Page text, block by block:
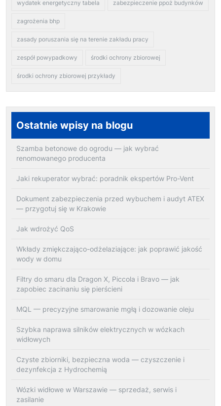
wydatek energetyczny tabela zabezpieczenie ppoż budynków
zagrożenia bhp
zasady poruszania się na terenie zakładu pracy
zespół powypadkowy środki ochrony zbiorowej
środki ochrony zbiorowej przykłady
Ostatnie wpisy na blogu
Szamba betonowe do ogrodu — jak wybrać
renomowanego producenta
Jaki rekuperator wybrać: poradnik ekspertów Pro-Vent
Dokument zabezpieczenia przed wybuchem i audyt ATEX
— przygotuj się w Krakowie
Jak wdrożyć QoS
Wkłady zmiękczająco-odżelaziające: jak poprawić jakość
wody w domu
Filtry do smaru dla Dragon X, Piccola i Bravo — jak
zapobiec zacinaniu się pierścieni
MQL — precyzyjne smarowanie mgłą i dozowanie oleju
Szybka naprawa silników elektrycznych w wózkach
widłowych
Czyste zbiorniki, bezpieczna woda — czyszczenie i
dezynfekcja z Hydrochemią
Wózki widłowe w Warszawie — sprzedaż, serwis i
zasilanie